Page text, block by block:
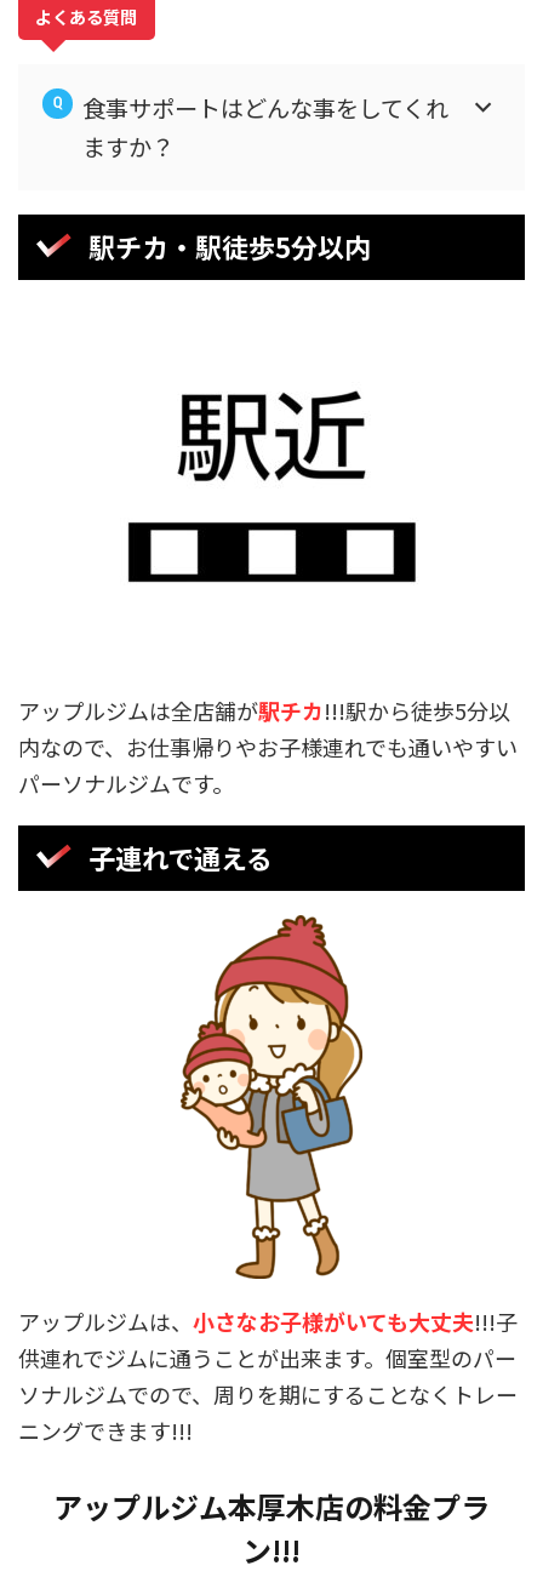
よくある質問
食事サポートはどんな事をしてくれ
ますか？
駅チカ・駅徒歩5分以内
アップルジムは全店舗が駅チカ!!!駅から徒歩5分以
内なので、お仕事帰りやお子様連れでも通いやすい
パーソナルジムです。
子連れで通える
アップルジムは、 小さなお子様がいても大丈夫!!!子
供連れでジムに通うことが出来ます。個室型のパー
ソナルジムでので、周りを期にすることなくトレー
ニングできます!!!
アップルジム本厚木店の料金プラ
ン!!!